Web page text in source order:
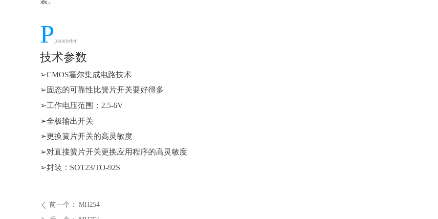
Pparameter
技术参数
➢CMOS霍尔集成电路技术
➢固态的可靠性比簧片开关要好得多
➢工作电压范围： 2.5-6V
➢全极输出开关
➢更换簧片开关的高灵敏度
➢对直接簧片开关更换应用程序的高灵敏度
➢封装： SOT23/TO-92S
ꄴ 前一个： MH254